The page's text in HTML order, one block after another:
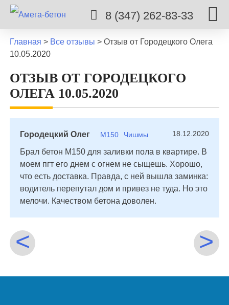
8 (347) 262-83-33
Главная > Все отзывы >Отзыв от Городецкого Олега
10.05.2020
ОТЗЫВ ОТ ГОРОДЕЦКОГО
ОЛЕГА 10.05.2020
Городецкий Олег М150 Чишмы 18.12.2020
Брал бетон М150 для заливки пола в квартире. В
моем пгт его днем с огнем не сыщешь. Хорошо,
что есть доставка. Правда, с ней вышла заминка:
водитель перепутал дом и привез не туда. Но это
мелочи. Качеством бетона доволен.
< >